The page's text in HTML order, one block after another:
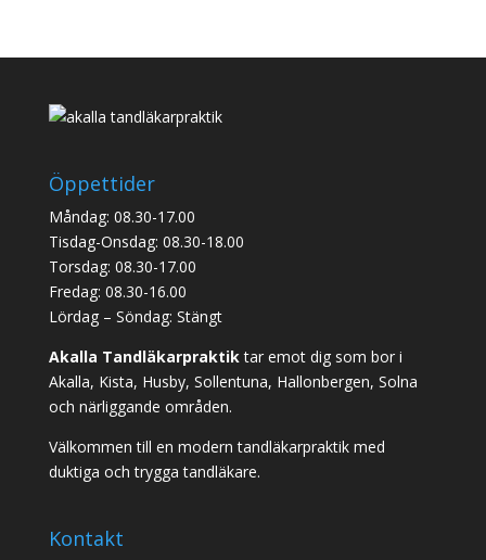
Öppettider
Måndag: 08.30-17.00
Tisdag-Onsdag: 08.30-18.00
Torsdag: 08.30-17.00
Fredag: 08.30-16.00
Lördag – Söndag: Stängt
Akalla Tandläkarpraktiktar emot dig som bor i
Akalla, Kista, Husby, Sollentuna, Hallonbergen, Solna
och närliggande områden.
Välkommen till en modern tandläkarpraktik med
duktiga och trygga tandläkare.
Kontakt